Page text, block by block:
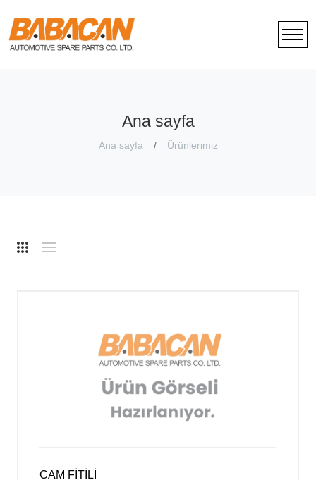
Ana sayfa
Ana sayfa Ürünlerimiz
CAM FİTİLİ